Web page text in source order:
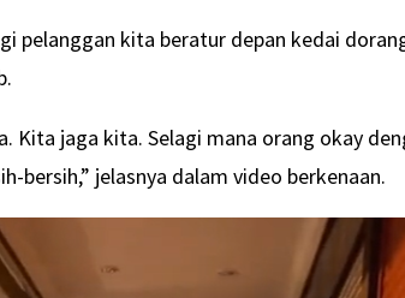
pelanggan kita beratur depan kedai
Kita jaga kita. Selagi mana orang okay
bersih,” jelasnya dalam video berkenaan.